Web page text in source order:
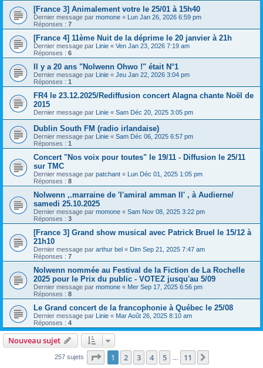
[France 3] Animalement votre le 25/01 à 15h40
Dernier message par momone «
Lun Jan 26, 2026 6:59 pm
Réponses : 7
[France 4] 11ème Nuit de la déprime le 20 janvier à 21h
Dernier message par Linie « Ven Jan 23, 2026 7:19 am
Réponses : 6
Il y a 20 ans "Nolwenn Ohwo !" était N°1
Dernier message par Linie « Jeu Jan 22, 2026 3:04 pm
Réponses : 1
FR4 le 23.12.2025/Rediffusion concert Alagna chante Noël de
2015
Dernier message par Linie « Sam Déc 20, 2025 3:05 pm
Dublin South FM (radio irlandaise)
Dernier message par Linie « Sam Déc 06, 2025 6:57 pm
Réponses : 1
Concert "Nos voix pour toutes" le 19/11 - Diffusion le 25/11
sur TMC
Dernier message par patchant «
Lun Déc 01, 2025 1:05 pm
Réponses : 8
Nolwenn ,.marraine de 'l'amiral amman Il' , à Audierne/
samedi 25.10.2025
Dernier message par momone « Sam Nov 08, 2025 3:22 pm
Réponses : 3
[France 3] Grand show musical avec Patrick Bruel le 15/12 à
21h10
Dernier message par arthur bel « Dim Sep 21, 2025 7:47 am
Réponses : 7
Nolwenn nommée au Festival de la Fiction de La Rochelle
2025 pour le Prix du public - VOTEZ jusqu'au 5/09
Dernier message par momone « Mer Sep 17, 2025 6:56 pm
Réponses : 8
Le Grand concert de la francophonie à Québec le 25/08
Dernier message par Linie « Mar Août 26, 2025 8:10 am
Réponses : 4
Nouveau sujet
257 sujets Page 1sur11
1 2 3 4 5 11